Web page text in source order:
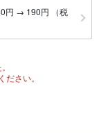
円 → 190円 （税
さい。